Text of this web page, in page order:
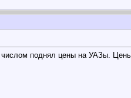
поднял цены на УАЗы.